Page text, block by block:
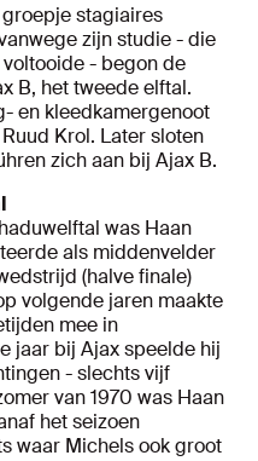
stagiaires
zijn studie - die
- begon de
B, het tweede elftal.
en kleedkamergenoot
Krol. Later sloten
zich aan bij Ajax B.
was Haan
als middenvelder
(halve finale)
volgende jaren maakte
mee in
jaar bij Ajax speelde hij
- slechts vijf
van 1970 was Haan
het seizoen
waar Michels ook groot